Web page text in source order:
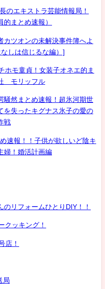
のエキストラ芸能情報局！
的まとめ速報）
カツオンの未解決事件簿へよ
しは信じるな編）]
モ童貞！女装子オネエ的ま
モリッフル
騒然まとめ速報！超氷河期世
を失ったキグナス氷子の愛の
戦
速報！！子供が欲しいど陰キ
婦！婚活計画編
リフォームひとりDIY！！
クッキング！
店！
局